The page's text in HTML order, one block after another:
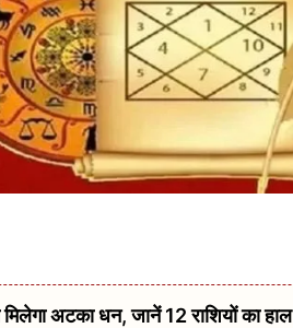
अटका धन, जानें 12 राशियों का हाल